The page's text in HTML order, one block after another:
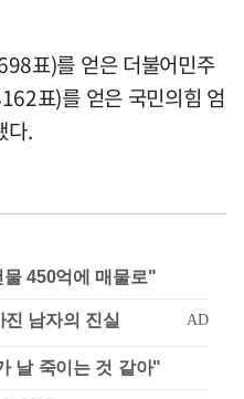
표)를 얻은 더불어민주
표)를 얻은 국민의힘 엄
다.
450억에 매물로"
날 죽이는 것 같아"